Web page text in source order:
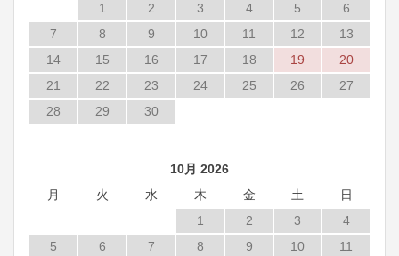
1
2 3 4 5
6
7
8 9 10 11 12
13
14
15 16 17 18 19
20
21
22 23 24 25 26
27
28
29 30
10月 2026
月
火 水 木 金 土
日
1
2 3
4
5
6 7 8 9 10
11